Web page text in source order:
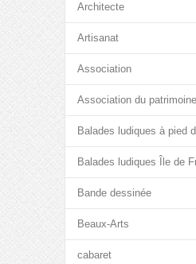
Architecte
Artisanat
Association
Association du patrimoine
Balades ludiques à pied
Balades ludiques Île de
Bande dessinée
Beaux-Arts
cabaret